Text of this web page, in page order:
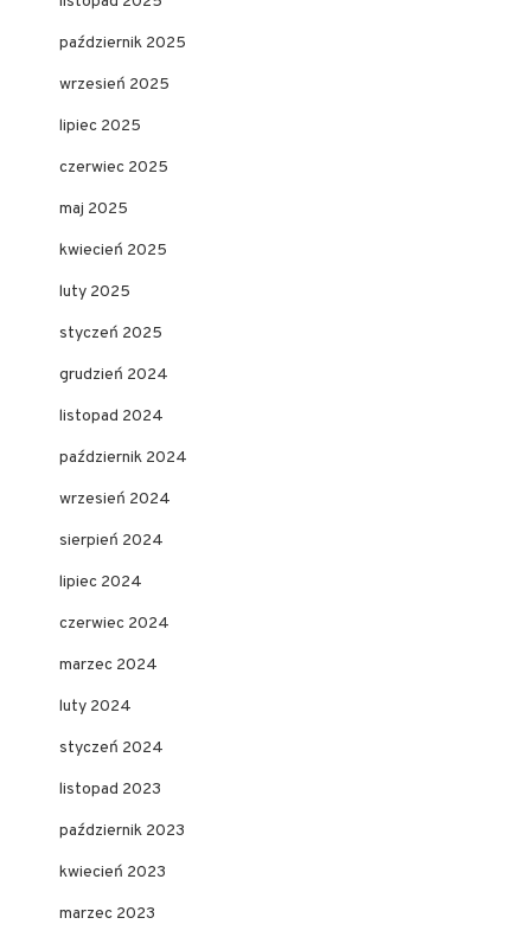
październik 2025
wrzesień 2025
lipiec 2025
czerwiec 2025
maj 2025
kwiecień 2025
luty 2025
styczeń 2025
grudzień 2024
listopad 2024
październik 2024
wrzesień 2024
sierpień 2024
lipiec 2024
czerwiec 2024
marzec 2024
luty 2024
styczeń 2024
listopad 2023
październik 2023
kwiecień 2023
marzec 2023